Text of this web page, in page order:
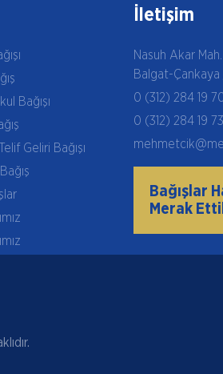
Bağışı
Geliri Bağışı
İletişim
Nasuh Akar
Balgat-
0 (312) 284 19
0 (312) 284 19 73
Bağışlar
Merak